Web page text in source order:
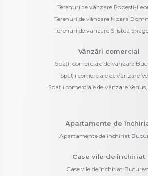
Terenuri de vânzare Popesti-
Terenuri de vânzare Moara
Terenuri de vânzare Silistea
Vânzări comercial
Spații comerciale de vânzare
Spații comerciale de vânzare
Spații comerciale de vânzare
Apartamente de
Apartamente de închiriat
Case vile de închiriat
Case vile de închiriat